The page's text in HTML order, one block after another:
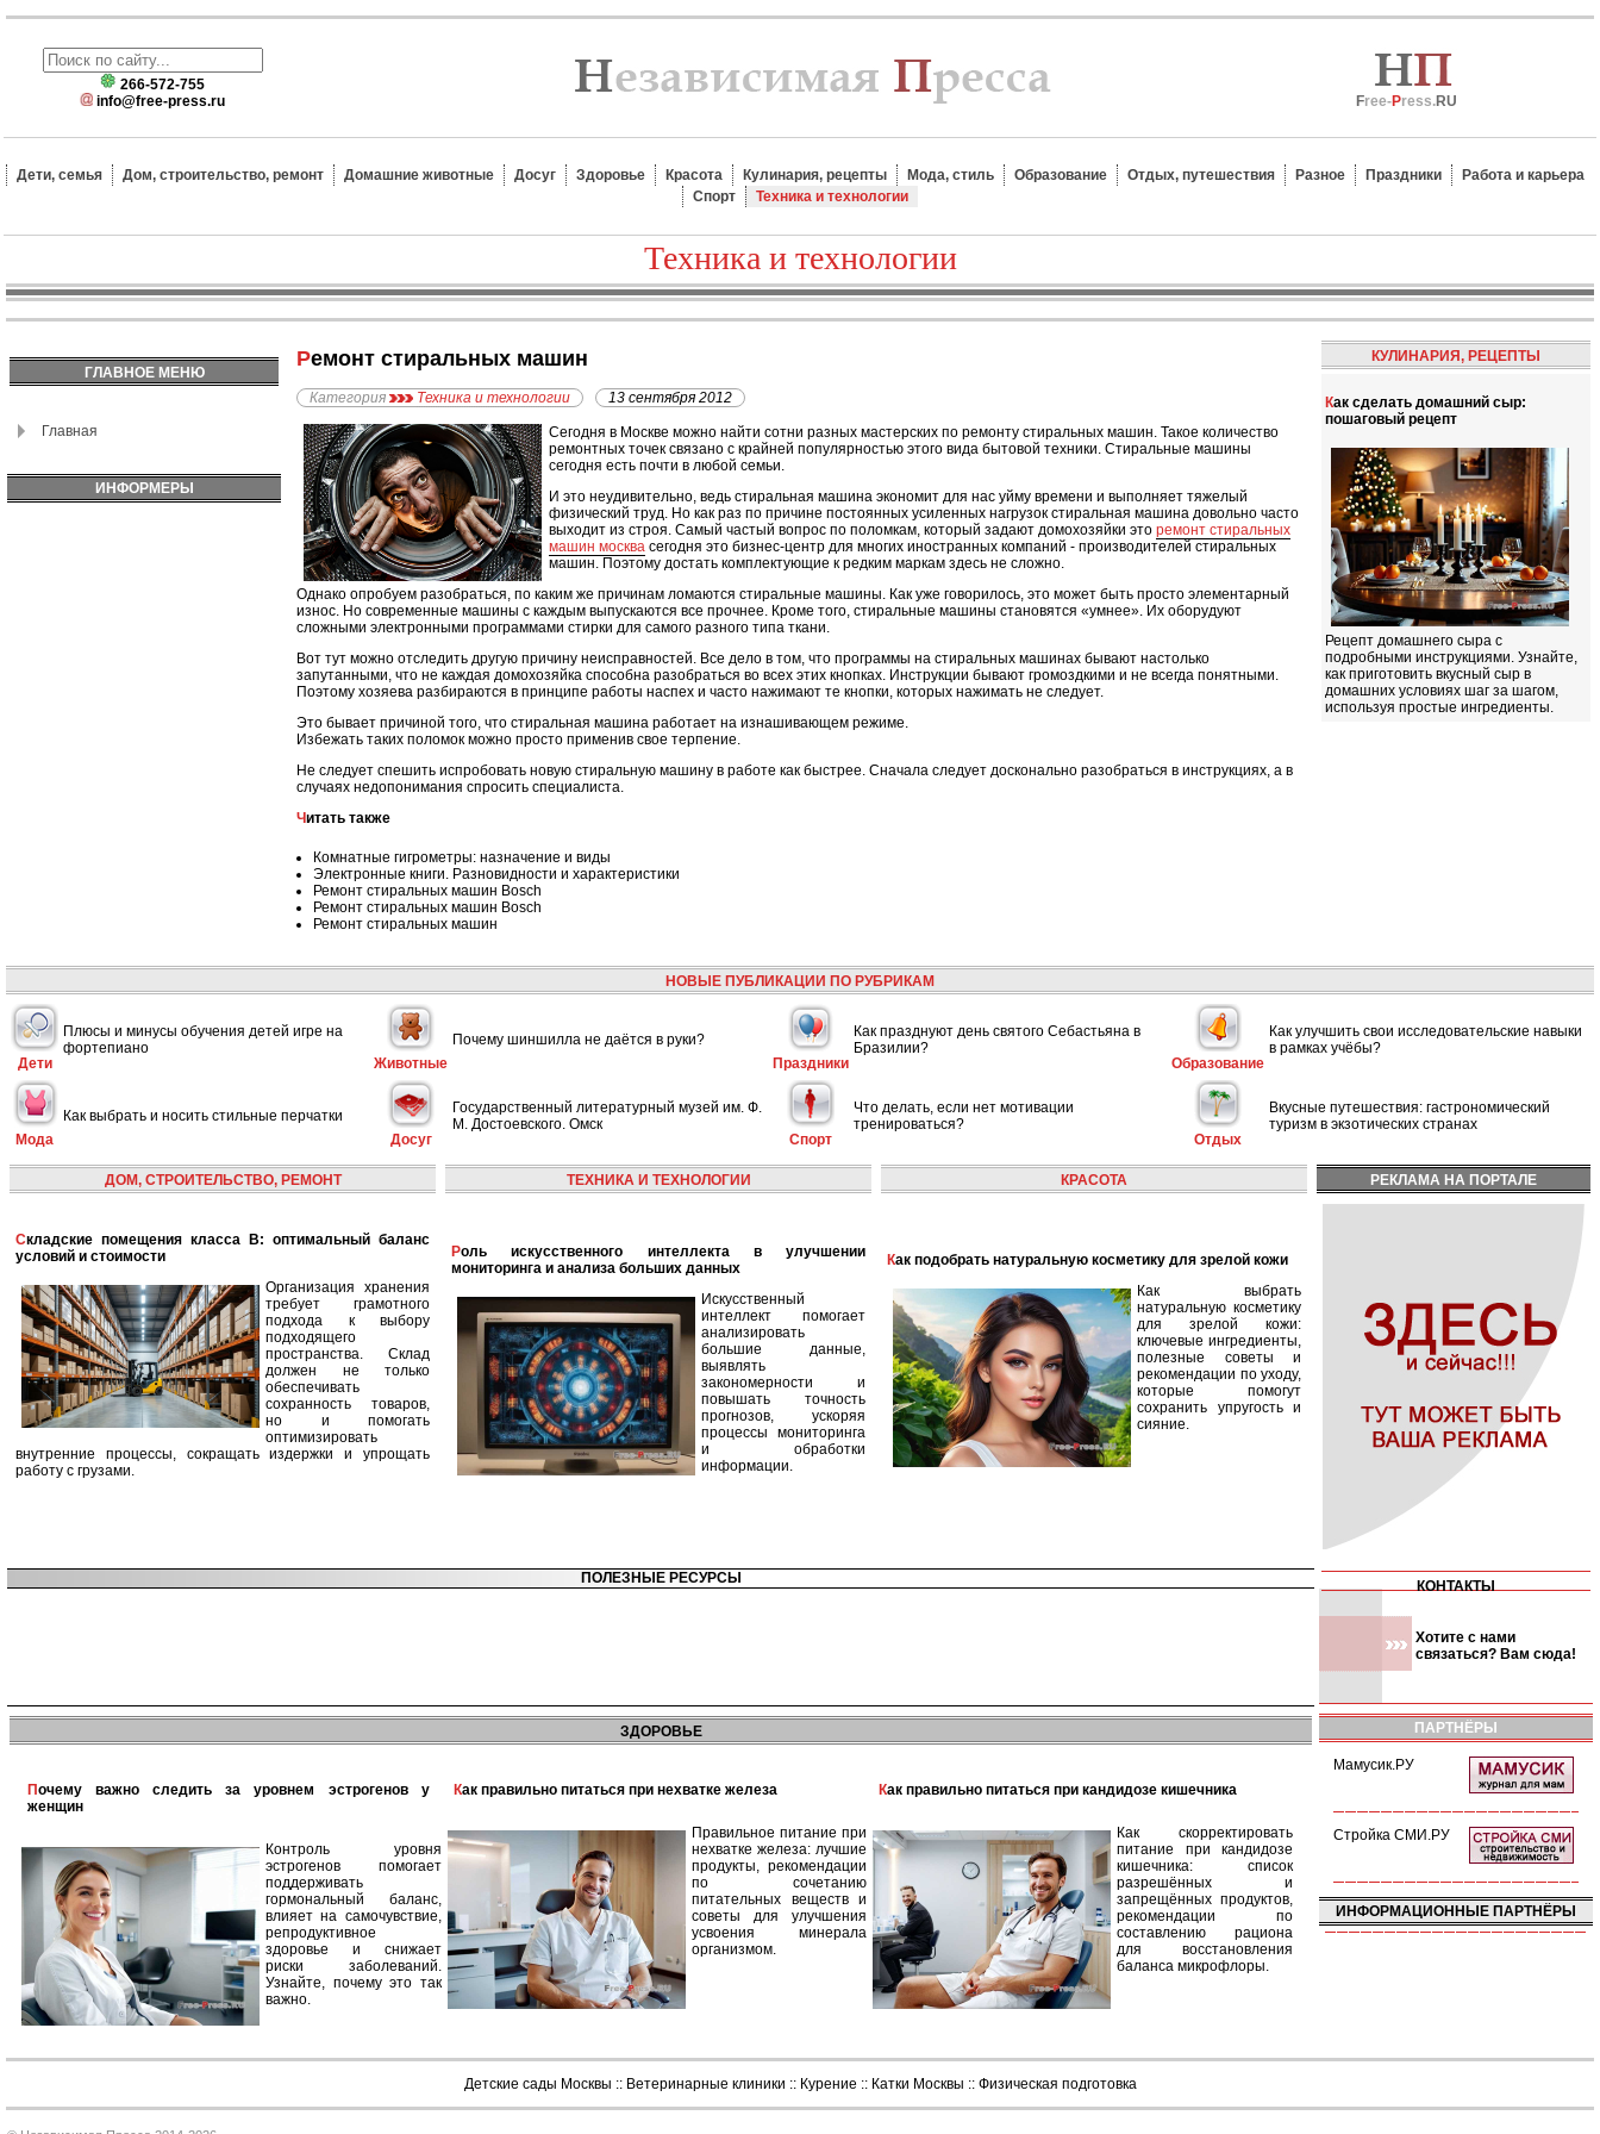
266-572-755
info@free-press.ru
Free-Press.RU
Дети, семья Дом, строительство, ремонт Домашние животные Досуг Здоровье Красота Кулинария, рецепты Мода, стиль Образование Отдых, путешествия Разное Праздники
Работа и карьера
Спорт
Техника и технологии
Техника и технологии
ГЛАВНОЕ МЕНЮ
Главная
ИНФОРМЕРЫ
Ремонт стиральных машин
Категория Техника и технологии 13 сентября 2012
Сегодня в Москве можно найти сотни разных мастерских по ремонту стиральных машин. Такое количество
ремонтных точек связано с крайней популярностью этого вида бытовой техники. Стиральные машины
сегодня есть почти в любой семьи.
И это неудивительно, ведь стиральная машина экономит для нас уйму времени и выполняет тяжелый
физический труд. Но как раз по причине постоянных усиленных нагрузок стиральная машина довольно часто
выходит из строя. Самый частый вопрос по поломкам, который задают домохозяйки это ремонт стиральных
машин москва сегодня это бизнес-центр для многих иностранных компаний - производителей стиральных
машин. Поэтому достать комплектующие к редким маркам здесь не сложно.
Однако опробуем разобраться, по каким же причинам ломаются стиральные машины. Как уже говорилось, это может быть просто элементарный
износ. Но современные машины с каждым выпускаются все прочнее. Кроме того, стиральные машины становятся «умнее». Их оборудуют
сложными электронными программами стирки для самого разного типа ткани.
Вот тут можно отследить другую причину неисправностей. Все дело в том, что программы на стиральных машинах бывают настолько
запутанными, что не каждая домохозяйка способна разобраться во всех этих кнопках. Инструкции бывают громоздкими и не всегда понятными.
Поэтому хозяева разбираются в принципе работы наспех и часто нажимают те кнопки, которых нажимать не следует.
Это бывает причиной того, что стиральная машина работает на изнашивающем режиме.
Избежать таких поломок можно просто применив свое терпение.
Не следует спешить испробовать новую стиральную машину в работе как быстрее. Сначала следует досконально разобраться в инструкциях, а в
случаях недопонимания спросить специалиста.
Читать также
Комнатные гигрометры: назначение и виды
Электронные книги. Разновидности и характеристики
Ремонт стиральных машин Bosch
Ремонт стиральных машин Bosch
Ремонт стиральных машин
КУЛИНАРИЯ, РЕЦЕПТЫ
Как сделать домашний сыр:
пошаговый рецепт
Рецепт домашнего сыра с
подробными инструкциями. Узнайте,
как приготовить вкусный сыр в
домашних условиях шаг за шагом,
используя простые ингредиенты.
НОВЫЕ ПУБЛИКАЦИИ ПО РУБРИКАМ
Дети
Плюсы и минусы обучения детей игре на
фортепиано
Животные
Почему шиншилла не даётся в руки?
Праздники
Как празднуют день святого Себастьяна в
Бразилии?
Образование
Как улучшить свои исследовательские навыки
в рамках учёбы?
Мода
Как выбрать и носить стильные перчатки
Досуг
Государственный литературный музей им. Ф.
М. Достоевского. Омск
Спорт
Что делать, если нет мотивации
тренироваться?
Отдых
Вкусные путешествия: гастрономический
туризм в экзотических странах
ДОМ, СТРОИТЕЛЬСТВО, РЕМОНТ
Складские помещения класса B: оптимальный баланс
условий и стоимости
Организация хранения
требует грамотного
подхода к выбору
подходящего
пространства. Склад
должен не только
обеспечивать
сохранность товаров,
но и помогать
оптимизировать
внутренние процессы, сокращать издержки и упрощать
работу с грузами.
ТЕХНИКА И ТЕХНОЛОГИИ
Роль искусственного интеллекта в улучшении
мониторинга и анализа больших данных
Искусственный
интеллект помогает
анализировать
большие данные,
выявлять
закономерности и
повышать точность
прогнозов, ускоряя
процессы мониторинга
и обработки
информации.
КРАСОТА
Как подобрать натуральную косметику для зрелой кожи
Как выбрать
натуральную косметику
для зрелой кожи:
ключевые ингредиенты,
полезные советы и
рекомендации по уходу,
которые помогут
сохранить упругость и
сияние.
РЕКЛАМА НА ПОРТАЛЕ
ПОЛЕЗНЫЕ РЕСУРСЫ КОНТАКТЫ
Хотите с нами
связаться? Вам сюда!
ЗДОРОВЬЕ
Почему важно следить за уровнем эстрогенов у
женщин
Контроль уровня
эстрогенов помогает
поддерживать
гормональный баланс,
влияет на самочувствие,
репродуктивное
здоровье и снижает
риски заболеваний.
Узнайте, почему это так
важно.
Как правильно питаться при нехватке железа
Правильное питание при
нехватке железа: лучшие
продукты, рекомендации
по сочетанию
питательных веществ и
советы для улучшения
усвоения минерала
организмом.
Как правильно питаться при кандидозе кишечника
Как скорректировать
питание при кандидозе
кишечника: список
разрешённых и
запрещённых продуктов,
рекомендации по
составлению рациона
для восстановления
баланса микрофлоры.
ПАРТНЁРЫ
Мамусик.РУ
Стройка СМИ.РУ
ИНФОРМАЦИОННЫЕ ПАРТНЁРЫ
Детские сады Москвы :: Ветеринарные клиники :: Курение :: Катки Москвы :: Физическая подготовка